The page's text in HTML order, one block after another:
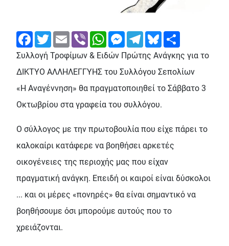
FacebookTwitterEmail Viber WhatsAppMessengerTelegramBluesky
Συλλογή Τροφίμων & Ειδών Πρώτης Ανάγκης για το
ΔΙΚΤΥΟ ΑΛΛΗΛΕΓΓΥΗΣ του Συλλόγου Σεπολίων
«Η Αναγέννηση» θα πραγματοποιηθεί το Σάββατο 3
Οκτωβρίου στα γραφεία του συλλόγου.
Ο σύλλογος με την πρωτοβουλία που είχε πάρει το
καλοκαίρι κατάφερε να βοηθήσει αρκετές
οικογένειες της περιοχής μας που είχαν
πραγματική ανάγκη. Επειδή οι καιροί είναι δύσκολοι
... και οι μέρες «πονηρές» θα είναι σημαντικό να
βοηθήσουμε όσι μπορούμε αυτούς που το
χρειάζονται.